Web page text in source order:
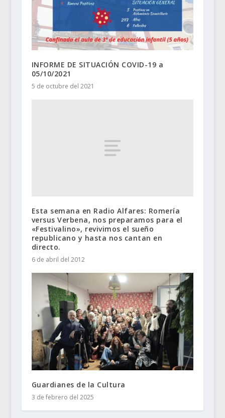
INFORME DE SITUACIÓN COVID-19 a
05/10/2021
5 de octubre del 2021
Esta semana en Radio Alfares: Romería
versus Verbena, nos preparamos para el
«Festivalino», revivimos el sueño
republicano y hasta nos cantan en
directo.
6 de abril del 2012
Guardianes de la Cultura
3 de febrero del 2025